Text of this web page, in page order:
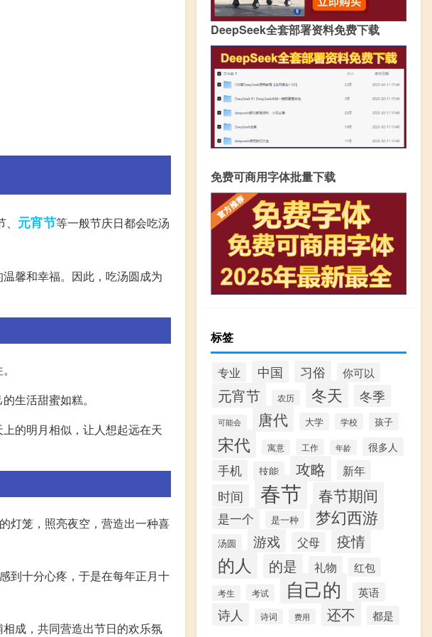
元宵节等一般节庆日都会吃汤
馨和幸福。因此，吃汤圆成为
生活甜蜜如糕。
的明月相似，让人想起远在天
灯笼，照亮夜空，营造出一种喜
到十分心疼，于是在每年正月十
成，共同营造出节日的欢乐氛
DeepSeek全套部署资料免费下载
免费可商用字体批量下载
标签
专业 中国 习俗 你可以
元宵节 农历 冬天 冬季
可能会 唐代 大学 学校 孩子
宋代 寓意 工作 年龄 很多人
手机 技能 攻略 新年
时间 春节 春节期间
是一个 是一种 梦幻西游
汤圆 游戏 父母 疫情
的人 的是 礼物 红包
考生 考试 自己的 英语
诗人 诗词 费用 还不 都是